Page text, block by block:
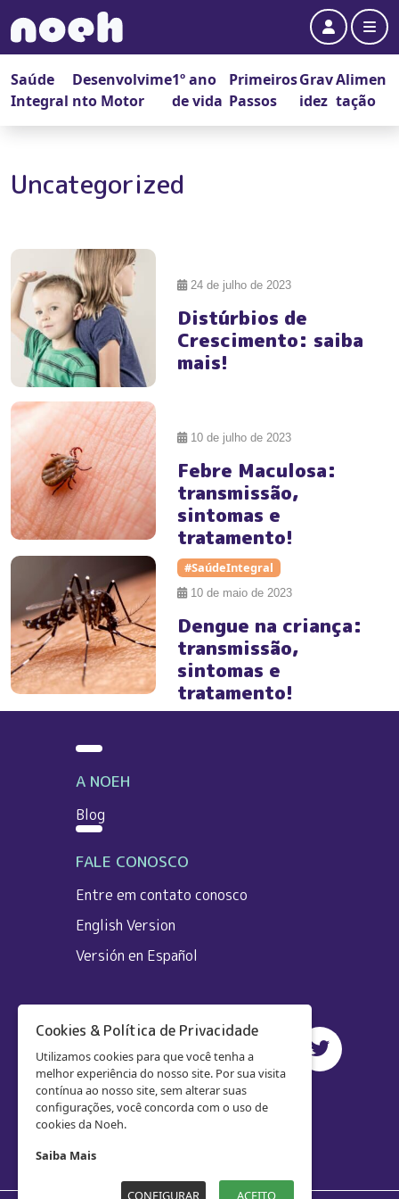
Account
Saúde
Integral
Desenvolvime
nto Motor
1º ano
de vida
Primeiros
Passos
Grav
idez
Alimen
tação
Uncategorized
24 de julho de 2023
Distúrbios de
Crescimento: saiba
mais!
10 de julho de 2023
Febre Maculosa:
transmissão,
sintomas e
tratamento!
#SaúdeIntegral
10 de maio de 2023
Dengue na criança:
transmissão,
sintomas e
tratamento!
A NOEH
Blog
FALE CONOSCO
Entre em contato conosco
English Version
Versión en Español
Cookies & Política de Privacidade
Utilizamos cookies para que você tenha a
melhor experiência do nosso site. Por sua visita
contínua ao nosso site, sem alterar suas
configurações, você concorda com o uso de
cookies da Noeh.
Saiba Mais
CONFIGURAR ACEITO